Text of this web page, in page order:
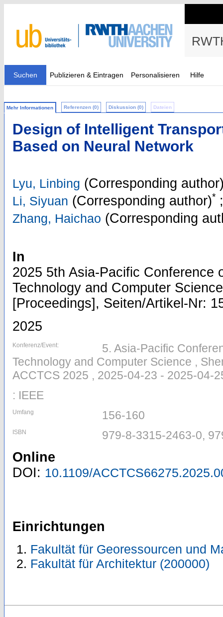
Suchen Publizieren & Eintragen Personalisieren Hilfe
Mehr Informationen Referenzen (0) Diskussion (0) Dateien
Design of Intelligent
Based on Neural Network
Lyu, Linbing (Corresponding
Li, Siyuan (Corresponding author)* ;
Zhang, Haichao (Corresponding
In
2025 5th Asia-Pacific Conference
Technology and Computer
[Proceedings], Seiten/Artikel-Nr:
2025
Konferenz/Event:
5. Asia-Pacific
Technology and Computer Science ,
ACCTCS 2025 , 2025-04-23 - 2025-04-
: IEEE
Umfang 156-160
ISBN 979-8-3315-2463-0,
Online
DOI: 10.1109/
Einrichtungen
Fakultät für Georessourcen und
Fakultät für Architektur (200000)